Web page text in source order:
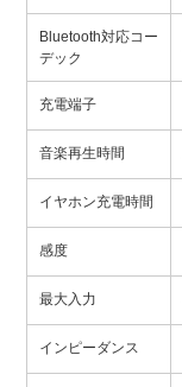
Bluetooth対応コー
デック
充電端子
音楽再生時間
イヤホン充電時間
感度
最大入力
インピーダンス